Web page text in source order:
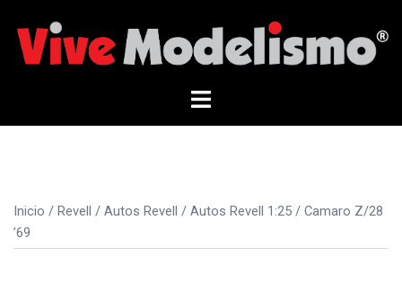
contenido
Alternar
Inicio / Revell / Autos Revell / Autos Revell 1:25 / Camaro Z/28
’69